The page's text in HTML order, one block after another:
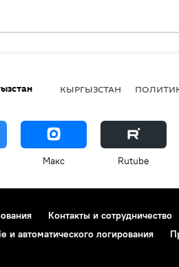
КЫРГЫЗСТАН
Макс Rutube
Контакты и сотрудничество
и автоматического логирования